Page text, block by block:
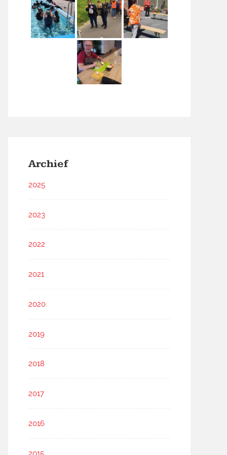
Archief
2025
2023
2022
2021
2020
2019
2018
2017
2016